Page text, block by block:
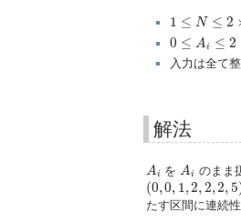
1 ≤ N ≤ 2
≤2 105
0 ≤ Ai ≤ 2
0 ≤2 105
入力は全て
解法
Ai
Ai を Ai
A のまま
(0,0, 1,2,2,2,5
(0, 0,1, ,2,2,5)
たす区間に連続